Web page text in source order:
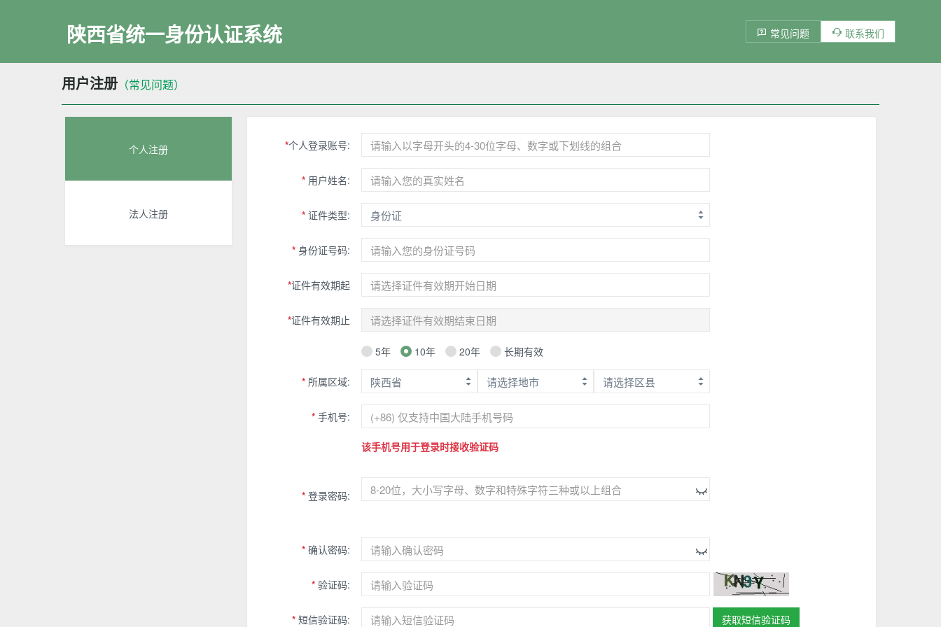
陕西省统一身份认证系统 常见问题 联系我们
用户注册 （常见问题）
个人注册
法人注册
*个人登录账号:
* 用户姓名:
* 证件类型:
* 身份证号码:
*证件有效期起
*证件有效期止
5年 10年 20年 长期有效
* 所属区域:
* 手机号:
该手机号用于登录时接收验证码
* 登录密码:
* 确认密码:
* 验证码:
* 短信验证码: 获取短信验证码